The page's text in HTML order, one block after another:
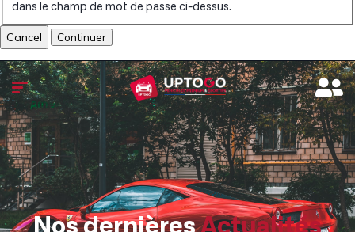
dans le champ de mot de passe ci-dessus.
Cancel